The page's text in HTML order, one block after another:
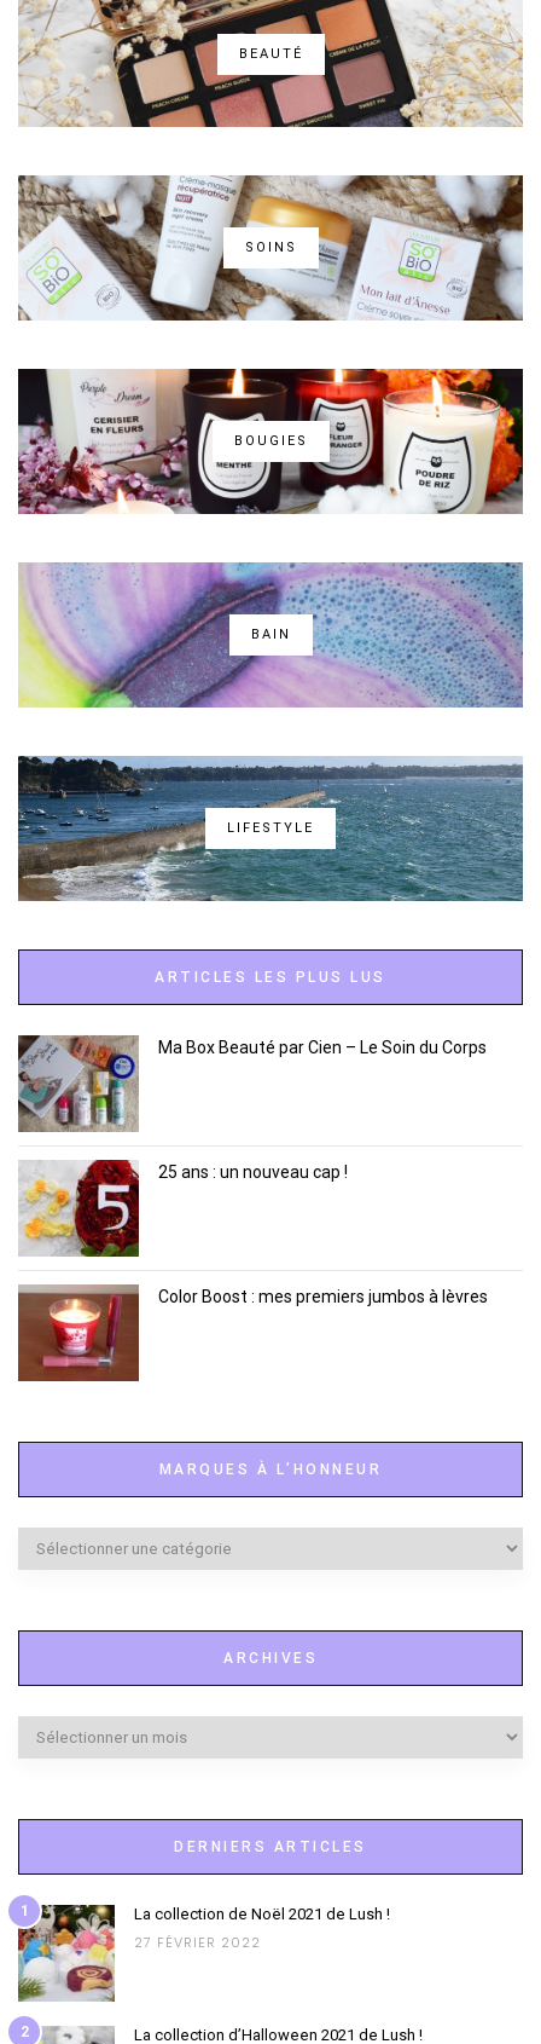
BEAUTÉ
SOINS
BOUGIES
BAIN
LIFESTYLE
ARTICLES LES PLUS LUS
Ma Box Beauté par Cien – Le Soin du Corps
25 ans : un nouveau cap !
Color Boost : mes premiers jumbos à lèvres
MARQUES À L’HONNEUR
Marques
ARCHIVES
Archives
DERNIERS ARTICLES
1 La collection de Noël 2021 de Lush !
27 FÉVRIER 2022
2 La collection d’Halloween 2021 de Lush !